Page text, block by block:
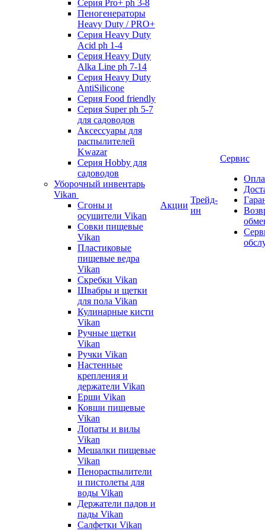
Серия Pro+ ph 3-8
Пеногенераторы
Heavy Duty / PRO+
Серия Heavy Duty
Acid ph 1-4
Серия Heavy Duty
Alka Line ph 7-14
Серия Heavy Duty
AntiSilicone
Серия Food friendly
Серия Super ph 5-7
для садоводов
Аксессуары для
распылителей
Kwazar
Серия Hobby для
садоводов
Уборочный инвентарь
Vikan
Сгоны и
осушители Vikan
Совки пищевые
Vikan
Пластиковые
пищевые ведра
Vikan
Скребки Vikan
Швабры и щетки
для пола Vikan
Кулинарные кисти
Vikan
Ручные щетки
Vikan
Ручки Vikan
Настенные
крепления и
держатели Vikan
Ерши Vikan
Ковши пищевые
Vikan
Лопаты и вилы
Vikan
Мешалки пищевые
Vikan
Пенораспылители
и пистолеты для
воды Vikan
Держатели падов и
пады Vikan
Салфетки Vikan
Акции
Трейд-
ин
Сервис